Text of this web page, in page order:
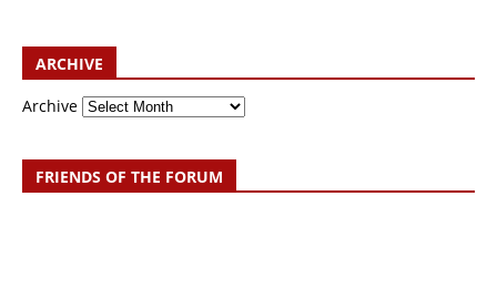
ARCHIVE
Archive
FRIENDS OF THE FORUM